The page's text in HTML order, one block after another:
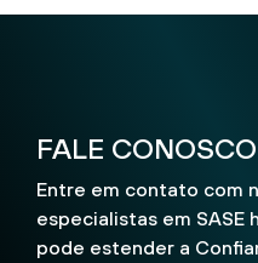
FALE CONOSCO
Entre em contato com
especialistas em SASE
pode estender a